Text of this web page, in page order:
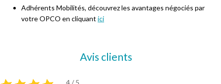
Adhérents Mobilités, découvrez les avantages négociés par
votre OPCO en cliquant ici
Avis clients
4 / 5